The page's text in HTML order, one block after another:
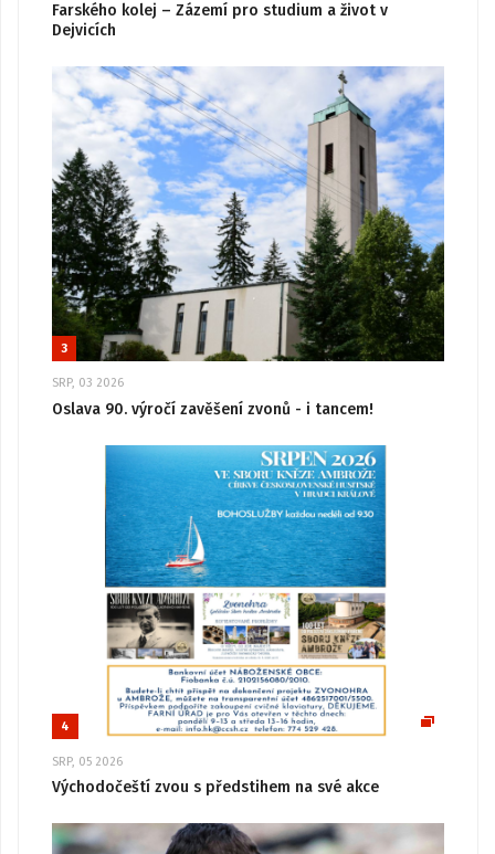
Farského kolej – Zázemí pro studium a život v
Dejvicích
3
SRP, 03 2026
Oslava 90. výročí zavěšení zvonů - i tancem!
4
SRP, 05 2026
Východočeští zvou s předstihem na své akce